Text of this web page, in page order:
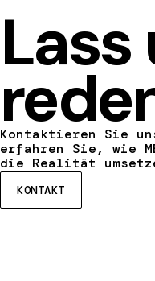
Lass
Kontaktieren Sie
erfahren Sie, wie
die Realität
KONTAKT